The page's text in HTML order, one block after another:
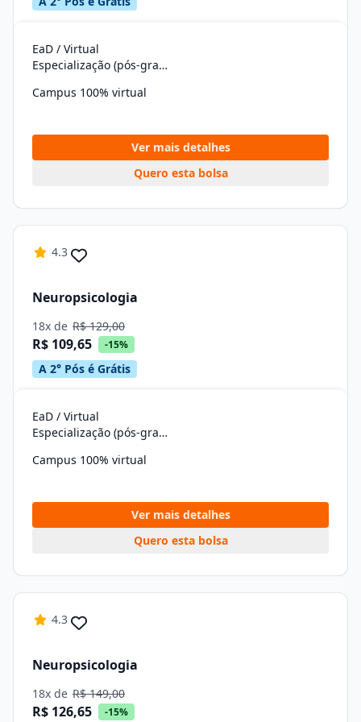
EaD / Virtual
Especialização (pós-graduação)
Campus 100% virtual
Ver mais detalhes
Quero esta bolsa
4.3
Neuropsicologia
18x de R$ 129,00
R$ 109,65 -15%
A 2° Pós é Grátis
EaD / Virtual
Especialização (pós-graduação)
Campus 100% virtual
Ver mais detalhes
Quero esta bolsa
4.3
Neuropsicologia
18x de R$ 149,00
R$ 126,65 -15%